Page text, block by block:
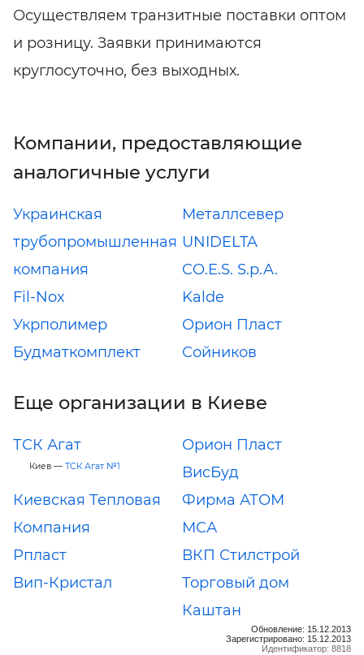
Осуществляем транзитные поставки оптом
и розницу. Заявки принимаются
круглосуточно, без выходных.
Компании, предоставляющие
аналогичные услуги
Украинская
трубопромышленная
компания
Металлсевер
UNIDELTA
CO.E.S. S.p.A.
Fil-Nox
Kalde
Укрполимер
Орион Пласт
Будматкомплект
Сойников
Еще организации в Киеве
ТСК Агат
Киев — ТСК Агат №1
Орион Пласт
ВисБуд
Киевская Тепловая
Компания
Фирма АТОМ
МСА
Рпласт
ВКП Стилстрой
Вип-Кристал
Торговый дом
Каштан
Обновление: 15.12.2013
Зарегистрировано: 15.12.2013
Идентификатор: 8818